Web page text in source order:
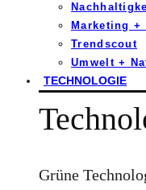
Marketing +
Trendscout
Umwelt +
TECHNOLOGIE
Grüne